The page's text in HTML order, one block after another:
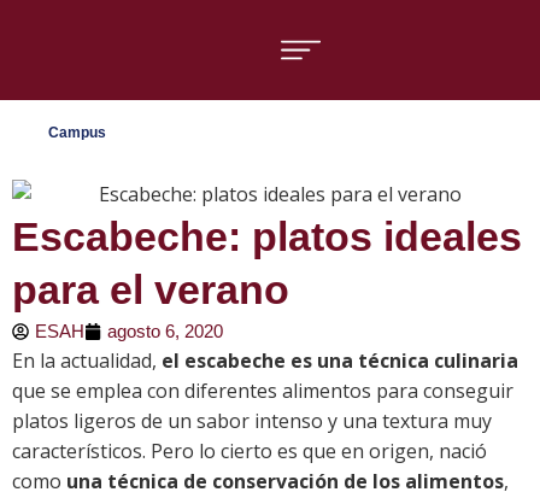
Campus
Escabeche: platos ideales
para el verano
ESAH agosto 6, 2020
En la actualidad, el escabeche es una técnica culinaria
que se emplea con diferentes alimentos para conseguir
platos ligeros de un sabor intenso y una textura muy
característicos. Pero lo cierto es que en origen, nació
como una técnica de conservación de los alimentos,